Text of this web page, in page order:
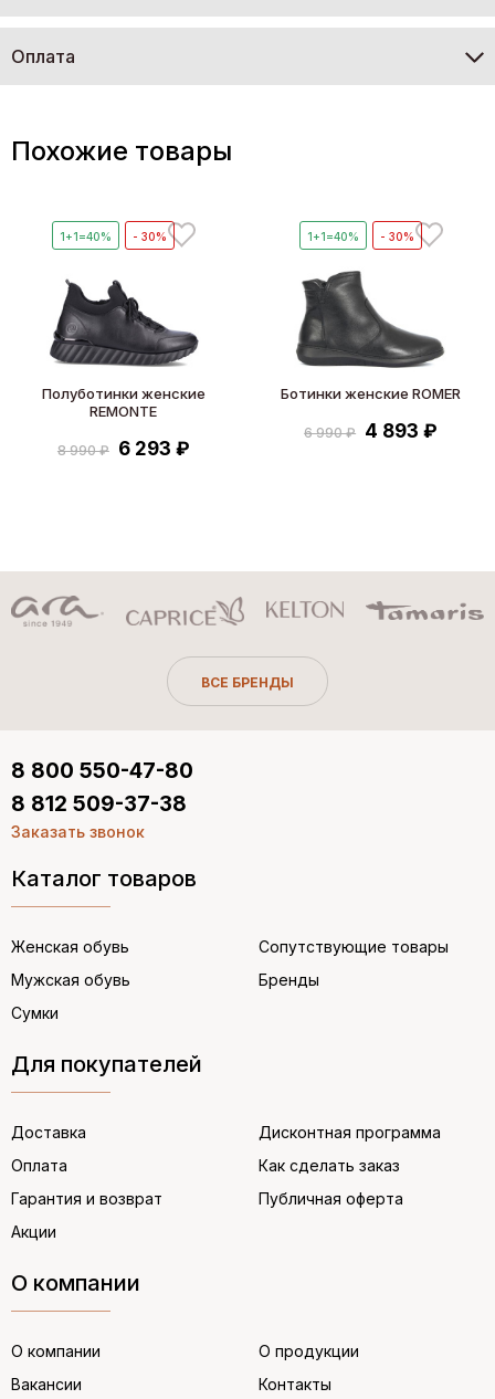
Оплата
Похожие товары
1+1=40% - 30%
Полуботинки женские
REMONTE
8 990 ₽ 6 293 ₽
1+1=40% - 30%
Ботинки женские ROMER
6 990 ₽ 4 893 ₽
ВСЕ БРЕНДЫ
Каталог товаров
Женская обувь
Мужская обувь
Сумки
Сопутствующие товары
Бренды
Для покупателей
Доставка
Оплата
Гарантия и возврат
Акции
Дисконтная программа
Как сделать заказ
Публичная оферта
О компании
О компании
Вакансии
О продукции
Контакты
8 800 550-47-80
8 812 509-37-38
Заказать звонок